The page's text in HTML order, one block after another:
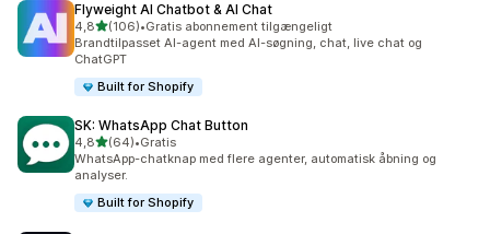
Flyweight AI Chatbot & AI Chat
4,8ud af 5 stjerner
(106)
106 anmeldelser i alt
•Gratis abonnement tilgængeligt
Brandtilpasset AI-agent med AI-søgning, chat, live chat og
ChatGPT
Built for Shopify
SK: WhatsApp Chat Button
4,8ud af 5 stjerner
(64)
64 anmeldelser i alt
•Gratis
WhatsApp-chatknap med flere agenter, automatisk åbning og
analyser.
Built for Shopify